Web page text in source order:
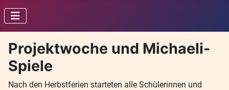
Projektwoche und Michaeli-
Spiele
Nach den Herbstferien starteten alle Schülerinnen und